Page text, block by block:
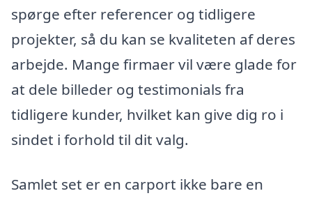
spørge efter referencer og tidligere
projekter, så du kan se kvaliteten af deres
arbejde. Mange firmaer vil være glade for
at dele billeder og testimonials fra
tidligere kunder, hvilket kan give dig ro i
sindet i forhold til dit valg.
Samlet set er en carport ikke bare en